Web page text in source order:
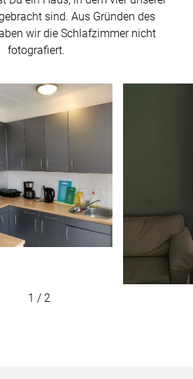
sind. Aus Gründen des
wir die Schlafzimmer nicht
fotografiert.
1 / 2